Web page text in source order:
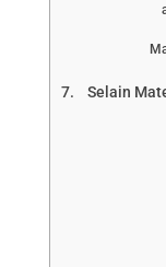
Selain